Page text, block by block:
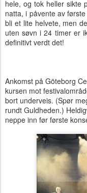
hele, og tok heller sikte
natta, i påvente av
bli et lite helvete, men
uten søvn i 24 timer er
definitivt verdt det!
Ankomst på Göteborg
kursen mot
bort underveis. (Spør
rundt Guldheden.)
neppe inn før første